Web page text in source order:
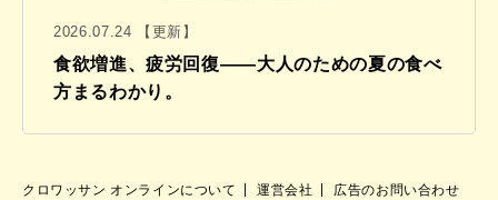
2026.07.24 【更新】
食欲増進、疲労回復——大人のための夏の食べ
方まるわかり。
クロワッサン オンラインについて 運営会社
広告のお問い合わせ